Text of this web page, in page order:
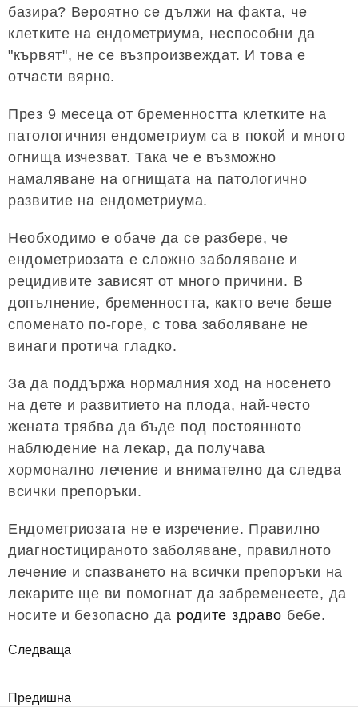
базира? Вероятно се дължи на факта, че
клетките на ендометриума, неспособни да
"кървят", не се възпроизвеждат. И това е
отчасти вярно.
През 9 месеца от бременността клетките на
патологичния ендометриум са в покой и много
огнища изчезват. Така че е възможно
намаляване на огнищата на патологично
развитие на ендометриума.
Необходимо е обаче да се разбере, че
ендометриозата е сложно заболяване и
рецидивите зависят от много причини. В
допълнение, бременността, както вече беше
споменато по-горе, с това заболяване не
винаги протича гладко.
За да поддържа нормалния ход на носенето
на дете и развитието на плода, най-често
жената трябва да бъде под постоянното
наблюдение на лекар, да получава
хормонално лечение и внимателно да следва
всички препоръки.
Ендометриозата не е изречение. Правилно
диагностицираното заболяване, правилното
лечение и спазването на всички препоръки на
лекарите ще ви помогнат да забременеете, да
носите и безопасно да родите здраво бебе.
Следваща
Предишна